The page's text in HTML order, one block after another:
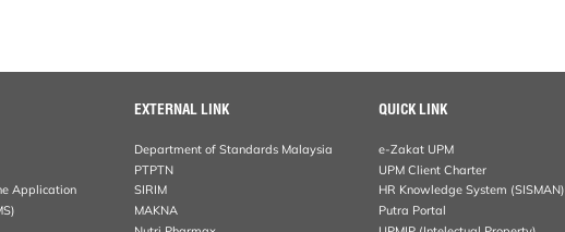
Application
EXTERNAL LINK
Department of Standards Malaysia
PTPTN
SIRIM
MAKNA
QUICK LINK
e-Zakat UPM
UPM Client Charter
HR Knowledge System (SISMAN)
Putra Portal